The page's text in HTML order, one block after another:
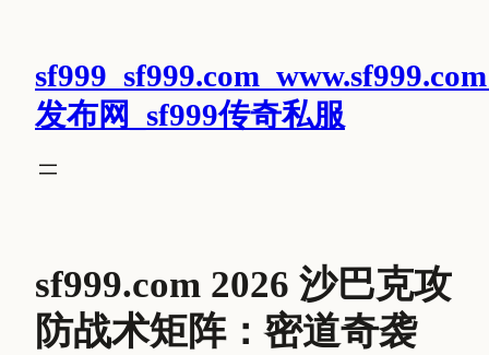
发布网_sf999传奇私服
sf999.com 2026 沙巴克攻
防战术矩阵：密道奇袭